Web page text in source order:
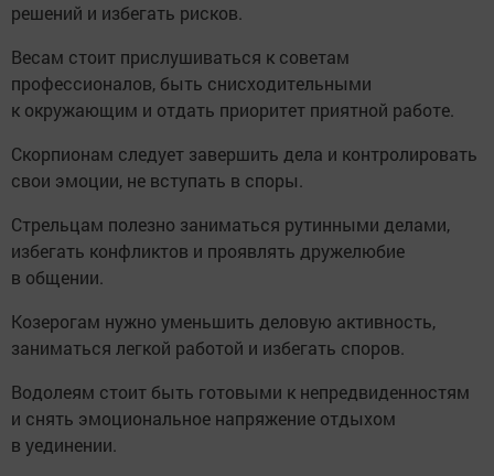
решений и избегать рисков.
Весам стоит прислушиваться к советам
профессионалов, быть снисходительными
к окружающим и отдать приоритет приятной работе.
Скорпионам следует завершить дела и контролировать
свои эмоции, не вступать в споры.
Стрельцам полезно заниматься рутинными делами,
избегать конфликтов и проявлять дружелюбие
в общении.
Козерогам нужно уменьшить деловую активность,
заниматься легкой работой и избегать споров.
Водолеям стоит быть готовыми к непредвиденностям
и снять эмоциональное напряжение отдыхом
в уединении.